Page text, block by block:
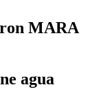
MARA
agua